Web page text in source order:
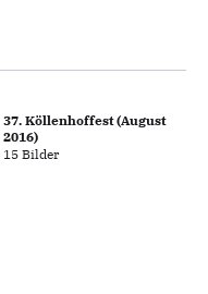
37. Köllenhoffest (August
2016)
15 Bilder